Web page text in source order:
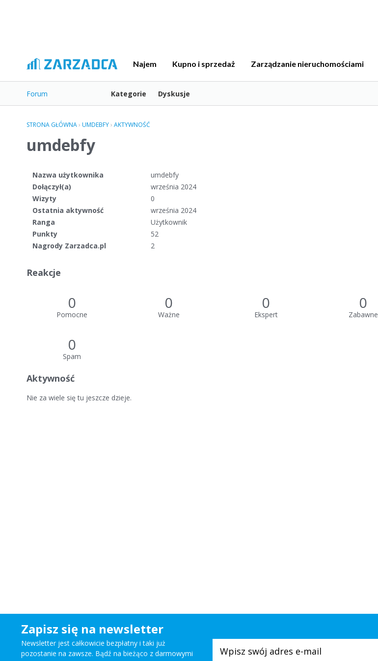
Najem Kupno i sprzedaż Zarządzanie nieruchomościami
Forum Kategorie Dyskusje
STRONA GŁÓWNA› UMDEBFY› AKTYWNOŚĆ
umdebfy
Nazwa użytkownika
umdebfy
Dołączył(a)
września 2024
Wizyty
0
Ostatnia aktywność
września 2024
Ranga
Użytkownik
Punkty
52
Nagrody Zarzadca.pl
2
Reakcje
0
Pomocne
0
Ważne
0
Ekspert
0
Zabawne
0
Spam
Aktywność
Nie za wiele się tu jeszcze dzieje.
Zapisz się na newsletter
Newsletter jest całkowicie bezpłatny i taki już
pozostanie na zawsze. Bądź na bieżąco z darmowymi